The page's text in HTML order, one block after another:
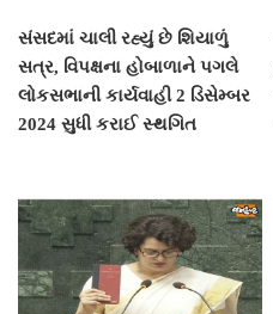
સંસદમાં ચાલી રહ્યું છે શિયાળું
સત્ર, વિપક્ષના હોબાળાને પગલે
લોકસભાની કાર્યવાહી 2 ડિસેમ્બર
2024 સુધી કરાઈ સ્થગિત